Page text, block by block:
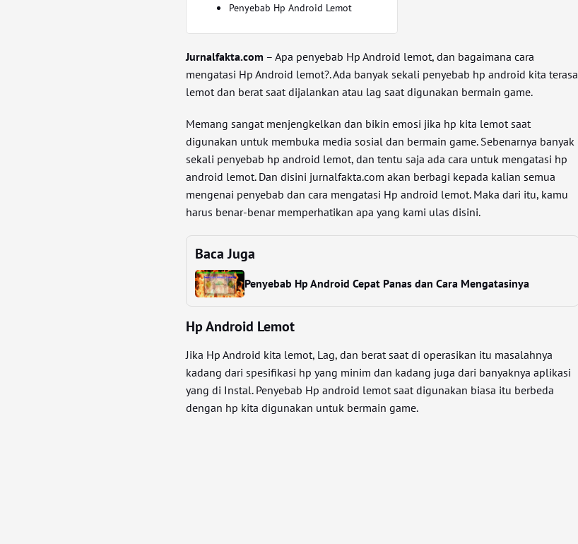
Penyebab Hp Android Lemot
Jurnalfakta.com – Apa penyebab Hp Android lemot, dan bagaimana cara
mengatasi Hp Android lemot?. Ada banyak sekali penyebab hp android kita terasa
lemot dan berat saat dijalankan atau lag saat digunakan bermain game.
Memang sangat menjengkelkan dan bikin emosi jika hp kita lemot saat
digunakan untuk membuka media sosial dan bermain game. Sebenarnya banyak
sekali penyebab hp android lemot, dan tentu saja ada cara untuk mengatasi hp
android lemot. Dan disini jurnalfakta.com akan berbagi kepada kalian semua
mengenai penyebab dan cara mengatasi Hp android lemot. Maka dari itu, kamu
harus benar-benar memperhatikan apa yang kami ulas disini.
Baca Juga
Penyebab Hp Android Cepat Panas dan Cara Mengatasinya
Hp Android Lemot
Jika Hp Android kita lemot, Lag, dan berat saat di operasikan itu masalahnya
kadang dari spesifikasi hp yang minim dan kadang juga dari banyaknya aplikasi
yang di Instal. Penyebab Hp android lemot saat digunakan biasa itu berbeda
dengan hp kita digunakan untuk bermain game.